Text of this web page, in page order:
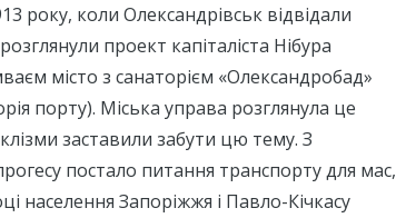
року, коли Олександрівськ відвідали
проект капіталіста Нібура
місто з санаторієм «Олександробад»
порту). Міська управа розглянула це
заставили забути цю тему. З
постало питання транспорту для мас,
населення Запоріжжя і Павло-Кічкасу